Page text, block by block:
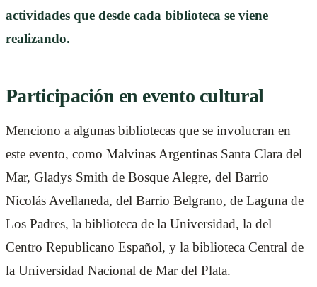
actividades que desde cada biblioteca se viene
realizando.
Participación en evento cultural
Menciono a algunas bibliotecas que se involucran en
este evento, como Malvinas Argentinas Santa Clara del
Mar, Gladys Smith de Bosque Alegre, del Barrio
Nicolás Avellaneda, del Barrio Belgrano, de Laguna de
Los Padres, la biblioteca de la Universidad, la del
Centro Republicano Español, y la biblioteca Central de
la Universidad Nacional de Mar del Plata.